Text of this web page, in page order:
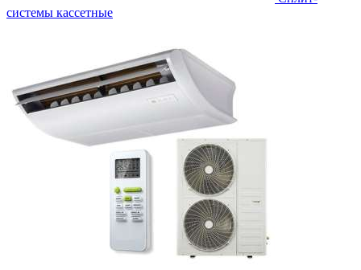
системы кассетные